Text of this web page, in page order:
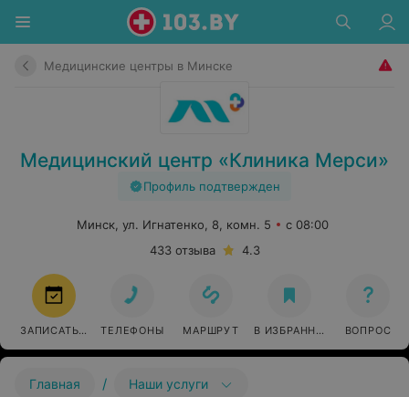
Медицинские центры в Минске
Медицинский центр «Клиника Мерси»
Профиль подтвержден
Минск, ул. Игнатенко, 8, комн. 5
с 08:00
433 отзыва
4.3
ЗАПИСАТЬСЯ ТЕЛЕФОНЫ МАРШРУТ В ИЗБРАННОЕ ВОПРОС
Главная / Наши услуги